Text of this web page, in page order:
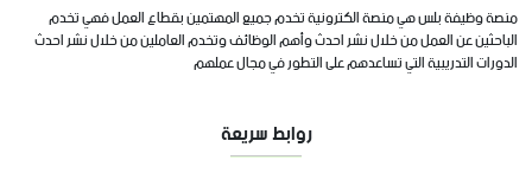
منصة وظيفة بلس هي منصة الكترونية تخدم جميع المهتمين بقطاع العمل فهي تخدم
الباحثين عن العمل من خلال نشر احدث وأهم الوظائف وتخدم العاملين من خلال نشر احدث
الدورات التدريبية التي تساعدهم على التطور في مجال عملهم
روابط سريعة